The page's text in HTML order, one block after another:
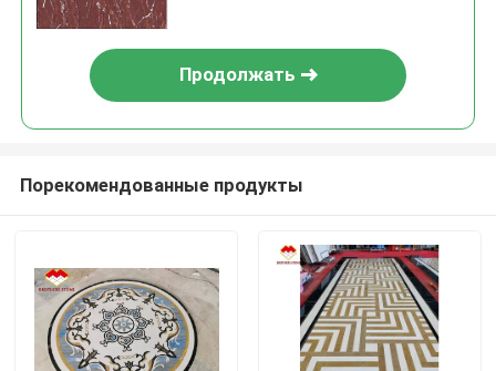
Продолжать
Порекомендованные продукты